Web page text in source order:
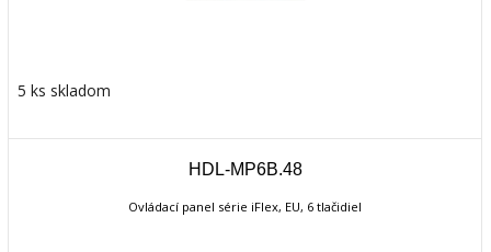
5 ks skladom
HDL-MP6B.48
Ovládací panel série iFlex, EU, 6 tlačidiel